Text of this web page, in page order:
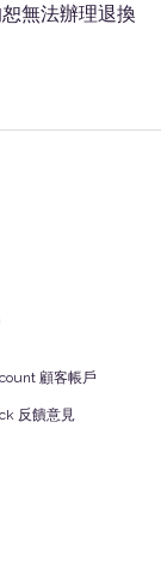
無法辦理退換
顧客帳戶
反饋意見